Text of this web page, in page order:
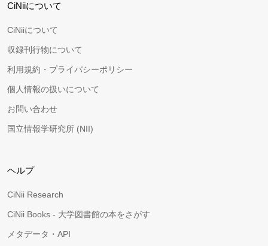
CiNiiについて
CiNiiについて
収録刊行物について
利用規約・プライバシーポリシー
個人情報の扱いについて
お問い合わせ
国立情報学研究所 (NII)
ヘルプ
CiNii Research
CiNii Books - 大学図書館の本をさがす
メタデータ・API